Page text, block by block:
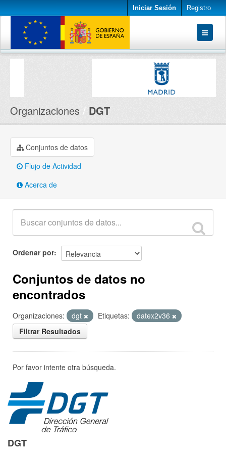
Iniciar Sesión Registro
Conjuntos de datos
Organizaciones DGT
Conjuntos de datos
Flujo de Actividad
Acerca de
Ordenar por
Conjuntos de datos no
encontrados
Organizaciones: dgt Etiquetas:
datex2v36
Filtrar Resultados
Por favor intente otra búsqueda.
DGT